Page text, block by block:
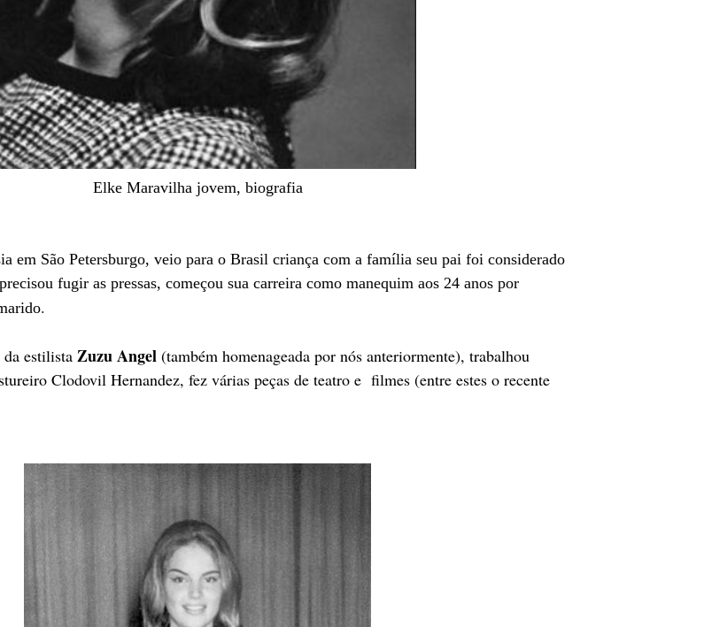
Elke Maravilha jovem, biografia
em São Petersburgo, veio para o Brasil criança com a família seu pai foi considerado
fugir as pressas, começou sua carreira como manequimaos 24 anospor
.
estilistaZuzu Angel(também homenageada por nós anteriormente), trabalhou
Clodovil Hernandez, fez várias peças de teatro e filmes (entre estes o recente